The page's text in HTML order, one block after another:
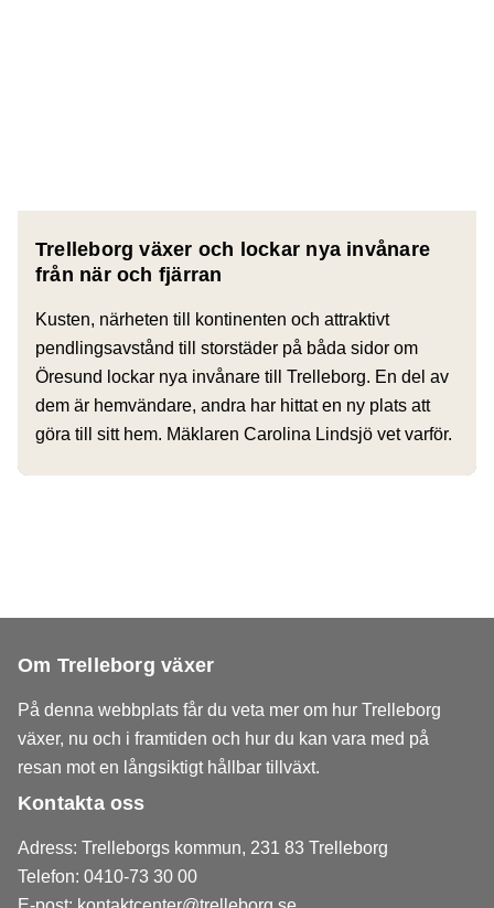
Trelleborg växer och lockar nya invånare
från när och fjärran
Kusten, närheten till kontinenten och attraktivt
pendlingsavstånd till storstäder på båda sidor om
Öresund lockar nya invånare till Trelleborg. En del av
dem är hemvändare, andra har hittat en ny plats att
göra till sitt hem. Mäklaren Carolina Lindsjö vet varför.
Om Trelleborg växer
På denna webbplats får du veta mer om hur Trelleborg
växer, nu och i framtiden och hur du kan vara med på
resan mot en långsiktigt hållbar tillväxt.
Kontakta oss
Adress: Trelleborgs kommun, 231 83 Trelleborg
Telefon: 0410-73 30 00